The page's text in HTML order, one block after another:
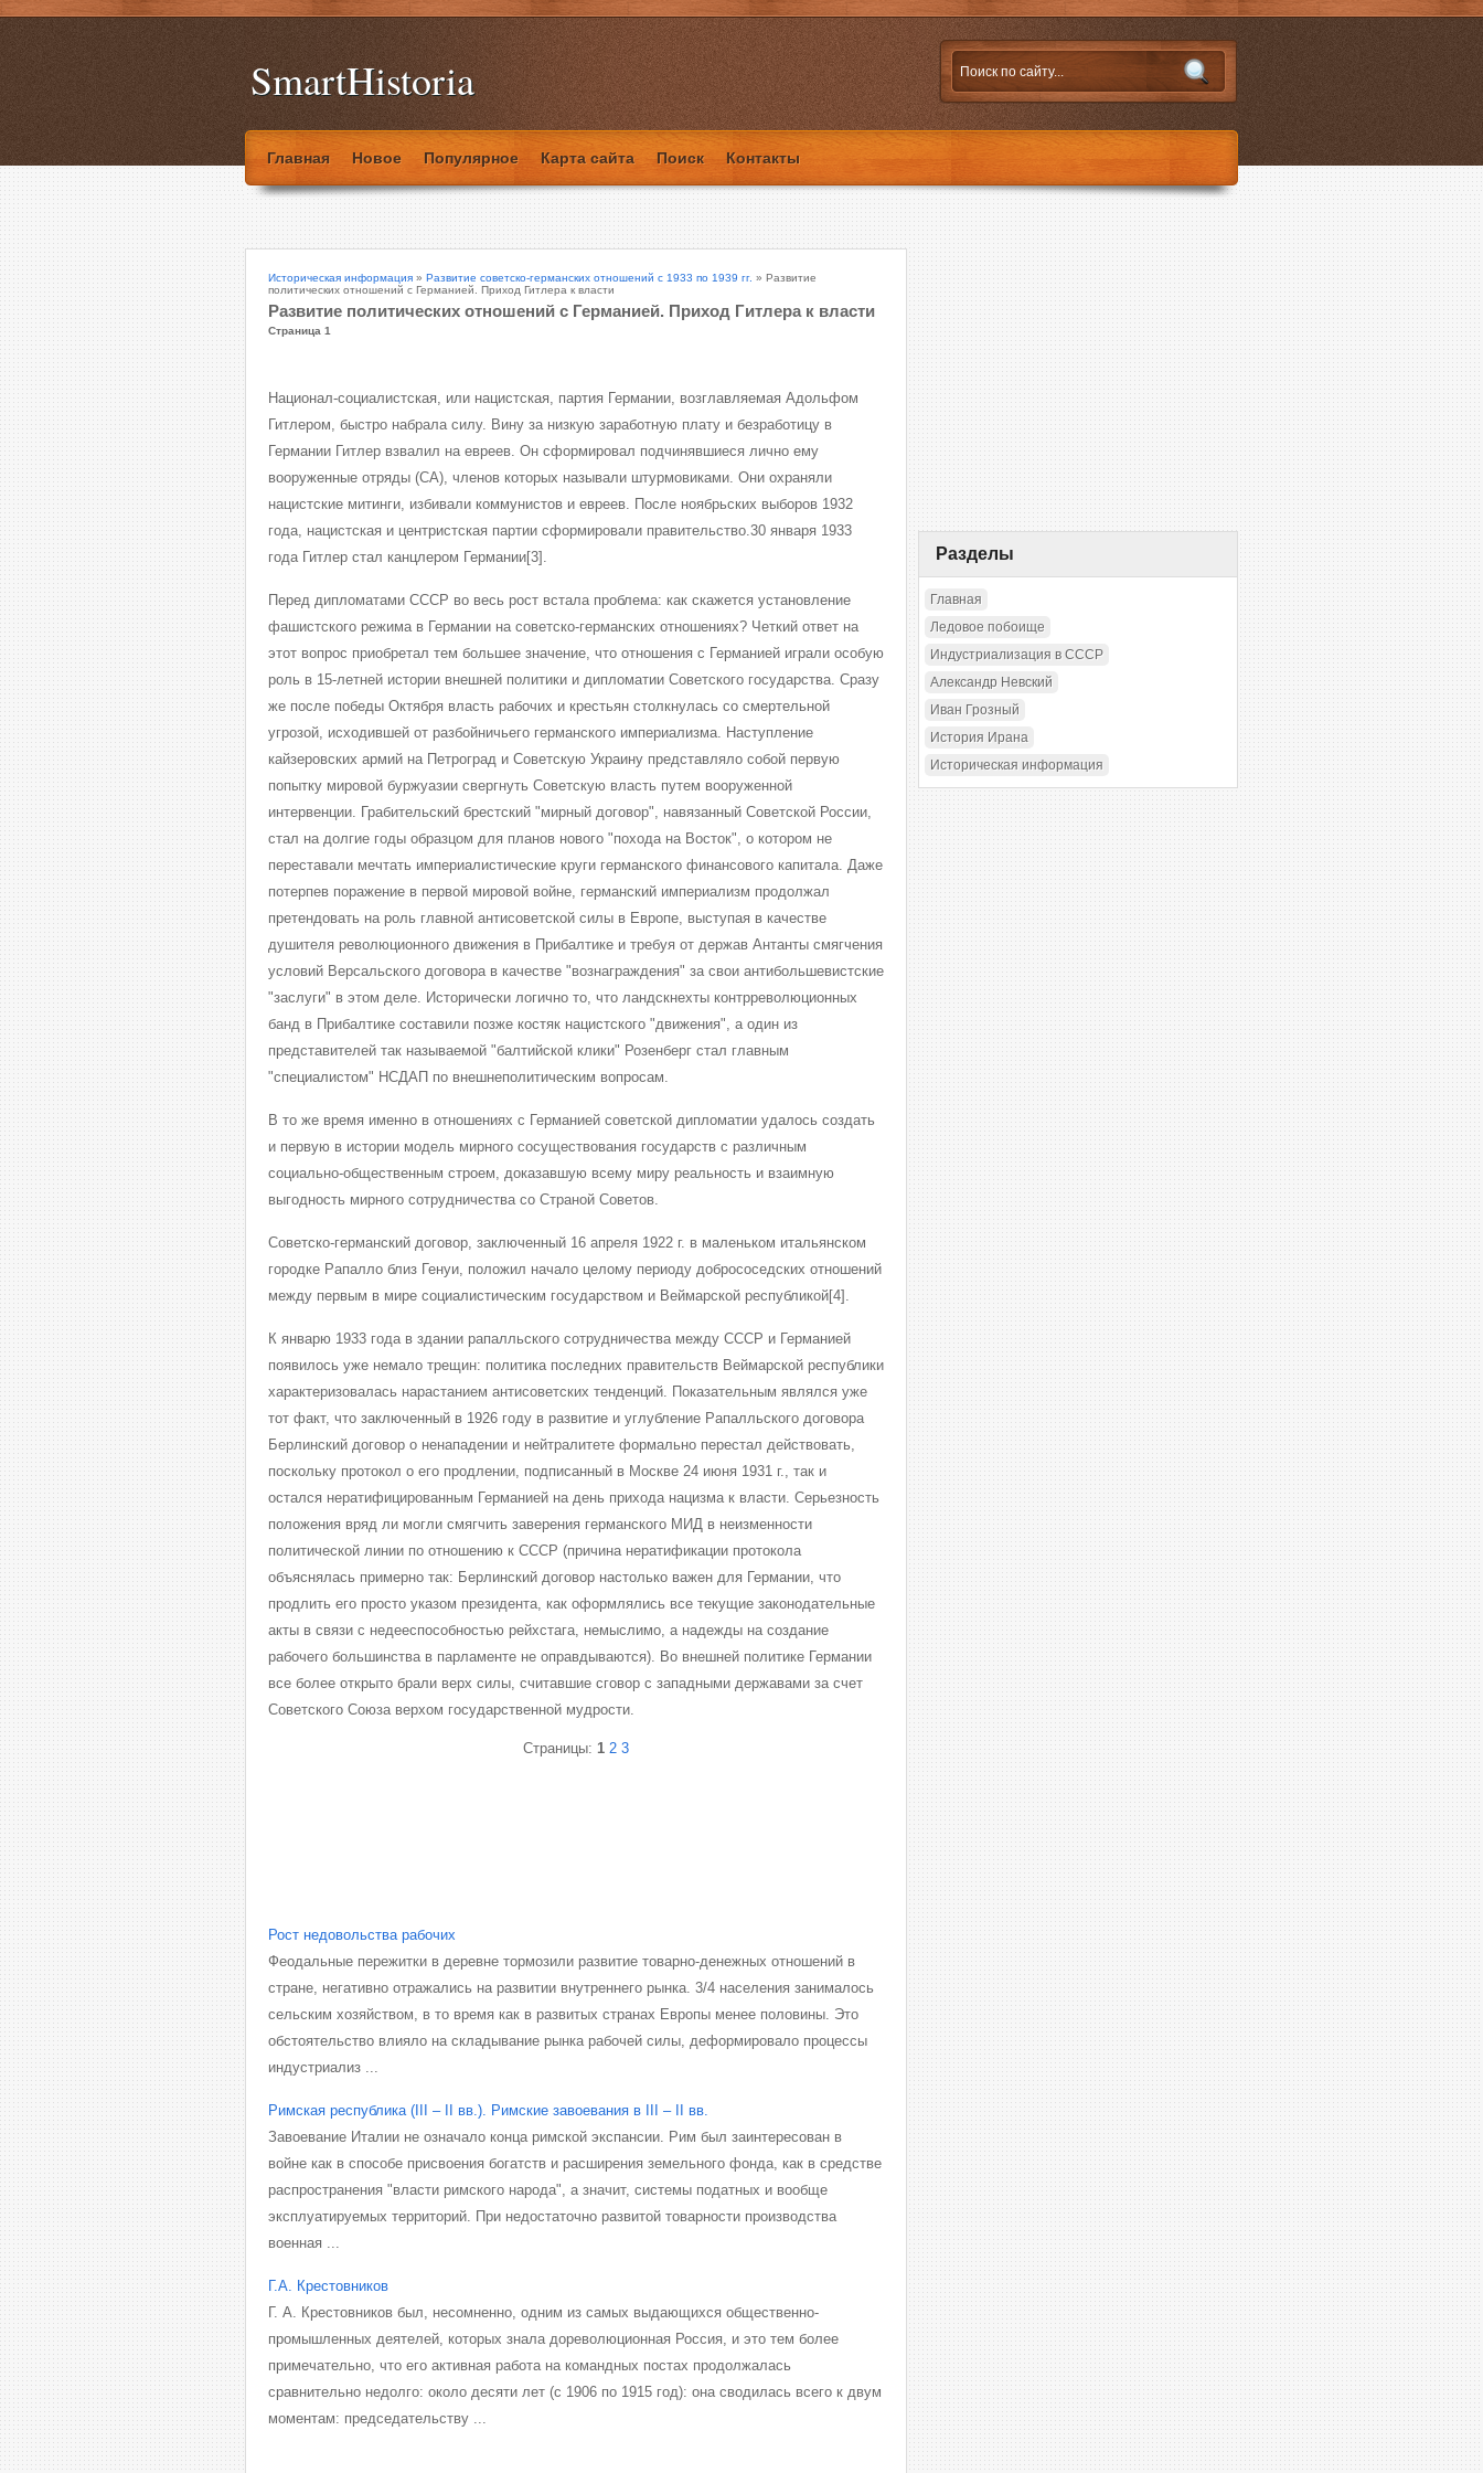
SmartHistoria
Главная Новое Популярное Карта сайта Поиск Контакты
Историческая информация » Развитие советско-германских отношений с 1933 по 1939 гг. » Развитие
политических отношений с Германией. Приход Гитлера к власти
Развитие политических отношений с Германией. Приход Гитлера к власти
Страница 1
Национал-социалистская, или нацистская, партия Германии, возглавляемая Адольфом
Гитлером, быстро набрала силу. Вину за низкую заработную плату и безработицу в
Германии Гитлер взвалил на евреев. Он сформировал подчинявшиеся лично ему
вооруженные отряды (СА), членов которых называли штурмовиками. Они охраняли
нацистские митинги, избивали коммунистов и евреев. После ноябрьских выборов 1932
года, нацистская и центристская партии сформировали правительство.30 января 1933
года Гитлер стал канцлером Германии[3].
Перед дипломатами СССР во весь рост встала проблема: как скажется установление
фашистского режима в Германии на советско-германских отношениях? Четкий ответ на
этот вопрос приобретал тем большее значение, что отношения с Германией играли особую
роль в 15-летней истории внешней политики и дипломатии Советского государства. Сразу
же после победы Октября власть рабочих и крестьян столкнулась со смертельной
угрозой, исходившей от разбойничьего германского империализма. Наступление
кайзеровских армий на Петроград и Советскую Украину представляло собой первую
попытку мировой буржуазии свергнуть Советскую власть путем вооруженной
интервенции. Грабительский брестский "мирный договор", навязанный Советской России,
стал на долгие годы образцом для планов нового "похода на Восток", о котором не
переставали мечтать империалистические круги германского финансового капитала. Даже
потерпев поражение в первой мировой войне, германский империализм продолжал
претендовать на роль главной антисоветской силы в Европе, выступая в качестве
душителя революционного движения в Прибалтике и требуя от держав Антанты смягчения
условий Версальского договора в качестве "вознаграждения" за свои антибольшевистские
"заслуги" в этом деле. Исторически логично то, что ландскнехты контрреволюционных
банд в Прибалтике составили позже костяк нацистского "движения", а один из
представителей так называемой "балтийской клики" Розенберг стал главным
"специалистом" НСДАП по внешнеполитическим вопросам.
В то же время именно в отношениях с Германией советской дипломатии удалось создать
и первую в истории модель мирного сосуществования государств с различным
социально-общественным строем, доказавшую всему миру реальность и взаимную
выгодность мирного сотрудничества со Страной Советов.
Советско-германский договор, заключенный 16 апреля 1922 г. в маленьком итальянском
городке Рапалло близ Генуи, положил начало целому периоду добрососедских отношений
между первым в мире социалистическим государством и Веймарской республикой[4].
К январю 1933 года в здании рапалльского сотрудничества между СССР и Германией
появилось уже немало трещин: политика последних правительств Веймарской республики
характеризовалась нарастанием антисоветских тенденций. Показательным являлся уже
тот факт, что заключенный в 1926 году в развитие и углубление Рапалльского договора
Берлинский договор о ненападении и нейтралитете формально перестал действовать,
поскольку протокол о его продлении, подписанный в Москве 24 июня 1931 г., так и
остался нератифицированным Германией на день прихода нацизма к власти. Серьезность
положения вряд ли могли смягчить заверения германского МИД в неизменности
политической линии по отношению к СССР (причина нератификации протокола
объяснялась примерно так: Берлинский договор настолько важен для Германии, что
продлить его просто указом президента, как оформлялись все текущие законодательные
акты в связи с недееспособностью рейхстага, немыслимо, а надежды на создание
рабочего большинства в парламенте не оправдываются). Во внешней политике Германии
все более открыто брали верх силы, считавшие сговор с западными державами за счет
Советского Союза верхом государственной мудрости.
Страницы: 1 2 3
Рост недовольства рабочих
Феодальные пережитки в деревне тормозили развитие товарно-денежных отношений в
стране, негативно отражались на развитии внутреннего рынка. 3/4 населения занималось
сельским хозяйством, в то время как в развитых странах Европы менее половины. Это
обстоятельство влияло на складывание рынка рабочей силы, деформировало процессы
индустриализ ...
Римская республика (III – II вв.). Римские завоевания в III – II вв.
Завоевание Италии не означало конца римской экспансии. Рим был заинтересован в
войне как в способе присвоения богатств и расширения земельного фонда, как в средстве
распространения "власти римского народа", а значит, системы податных и вообще
эксплуатируемых территорий. При недостаточно развитой товарности производства
военная ...
Г.А. Крестовников
Г. А. Крестовников был, несомненно, одним из самых выдающихся общественно-
промышленных деятелей, которых знала дореволюционная Россия, и это тем более
примечательно, что его активная работа на командных постах продолжалась
сравнительно недолго: около десяти лет (с 1906 по 1915 год): она сводилась всего к двум
моментам: председательству ...
Разделы
Главная
Ледовое побоище
Индустриализация в СССР
Александр Невский
Иван Грозный
История Ирана
Историческая информация